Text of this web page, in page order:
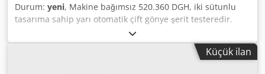
Durum: yeni, Makine bağımsız 520.360 DGH, iki sütunlu
tasarıma sahip yarı otomatik çift gönye şerit testeredir.
Testerenin gönye aralığı sürekli olarak 30 ° soldan 30 °
sağa uzanır. Model bağımsız 520.360 DGH, hidrolik tam
stroklu bir mengeneye ve düz metin ekranında kullanımı
Küçük ilan